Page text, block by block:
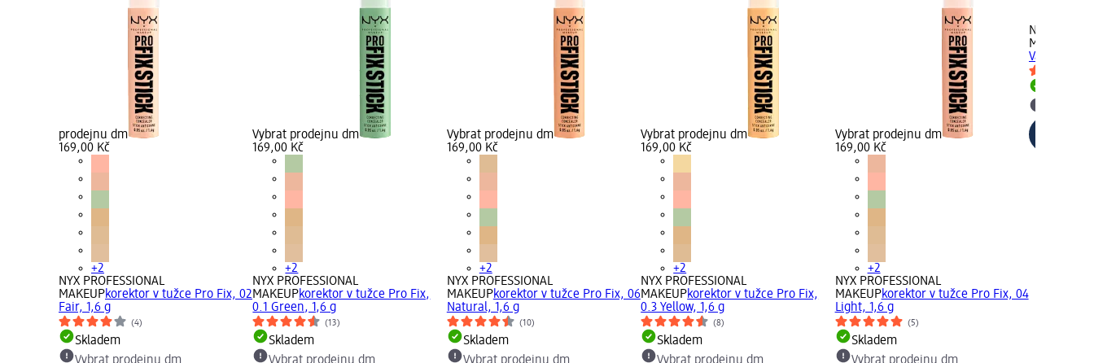
prodejnu dm
169,00 Kč
+2
NYX PROFESSIONAL
MAKEUPkorektor v tužce Pro Fix, 02
Fair, 1,6 g
(4)
Skladem
Vybrat prodejnu dm
169,00 Kč
+2
NYX PROFESSIONAL
MAKEUPkorektor v tužce Pro Fix,
0.1 Green, 1,6 g
(13)
Skladem
Vybrat prodejnu dm
169,00 Kč
+2
NYX PROFESSIONAL
MAKEUPkorektor v tužce Pro Fix, 06
Natural, 1,6 g
(10)
Skladem
Vybrat prodejnu dm
169,00 Kč
+2
NYX PROFESSIONAL
MAKEUPkorektor v tužce Pro Fix,
0.3 Yellow, 1,6 g
(8)
Skladem
Vybrat prodejnu dm
169,00 Kč
+2
NYX PROFESSIONAL
MAKEUPkorektor v tužce Pro Fix, 04
Light, 1,6 g
(5)
Skladem
NYX
MAKEUP
Vanilla, 1,6